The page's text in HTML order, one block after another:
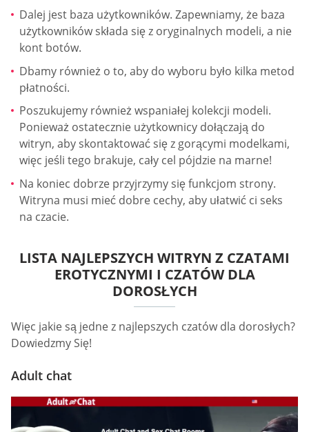
Dalej jest baza użytkowników. Zapewniamy, że baza
użytkowników składa się z oryginalnych modeli, a nie
kont botów.
Dbamy również o to, aby do wyboru było kilka metod
płatności.
Poszukujemy również wspaniałej kolekcji modeli.
Ponieważ ostatecznie użytkownicy dołączają do
witryn, aby skontaktować się z gorącymi modelkami,
więc jeśli tego brakuje, cały cel pójdzie na marne!
Na koniec dobrze przyjrzymy się funkcjom strony.
Witryna musi mieć dobre cechy, aby ułatwić ci seks
na czacie.
LISTA NAJLEPSZYCH WITRYN Z CZATAMI
EROTYCZNYMI I CZATÓW DLA
DOROSŁYCH
Więc jakie są jedne z najlepszych czatów dla dorosłych?
Dowiedzmy Się!
Adult chat